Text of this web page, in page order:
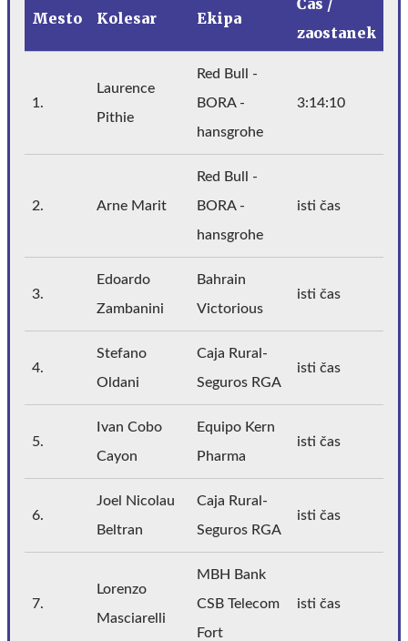
Mesto Kolesar Ekipa
zaostanek
1.
Laurence
Pithie
Red Bull -
BORA -
hansgrohe
3:14:10
2. Arne Marit
Red Bull -
BORA -
hansgrohe
isti čas
3.
Edoardo
Zambanini
Bahrain
Victorious
isti čas
4.
Stefano
Oldani
Caja Rural-
Seguros RGA
isti čas
5.
Ivan Cobo
Cayon
Equipo Kern
Pharma
isti čas
6.
Joel Nicolau
Beltran
Caja Rural-
Seguros RGA
isti čas
7.
Lorenzo
Masciarelli
MBH Bank
CSB Telecom
Fort
isti čas